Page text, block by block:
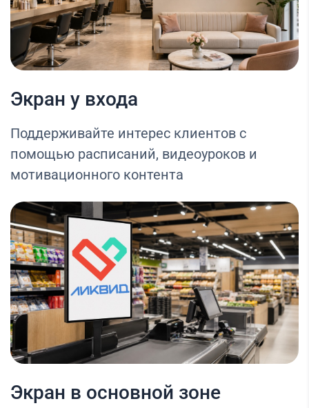
Экран у входа
Поддерживайте интерес клиентов с
помощью расписаний, видеоуроков и
мотивационного контента
Экран в основной зоне